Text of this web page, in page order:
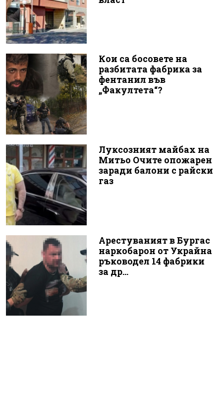
Кои са босовете на
разбитата фабрика за
фентанил във
„Факултета“?
Луксозният майбах на
Митьо Очите опожарен
заради балони с райски
газ
Арестуваният в Бургас
наркобарон от Украйна
ръководел 14 фабрики
за др...